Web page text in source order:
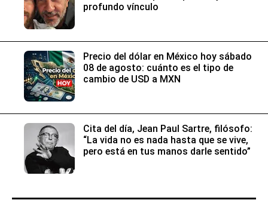
profundo vínculo
Precio del dólar en México hoy sábado
08 de agosto: cuánto es el tipo de
cambio de USD a MXN
Cita del día, Jean Paul Sartre, filósofo:
“La vida no es nada hasta que se vive,
pero está en tus manos darle sentido”